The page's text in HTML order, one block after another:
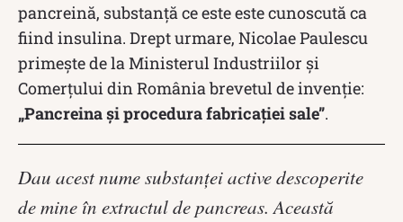
pancreină, substanţă ce este este cunoscută ca
fiind insulina. Drept urmare, Nicolae Paulescu
primește de la Ministerul Industriilor şi
Comerţului din România brevetul de invenţie:
„Pancreina și procedura fabricației sale”.
Dau acest nume substanţei active descoperite
de mine în extractul de pancreas. Această